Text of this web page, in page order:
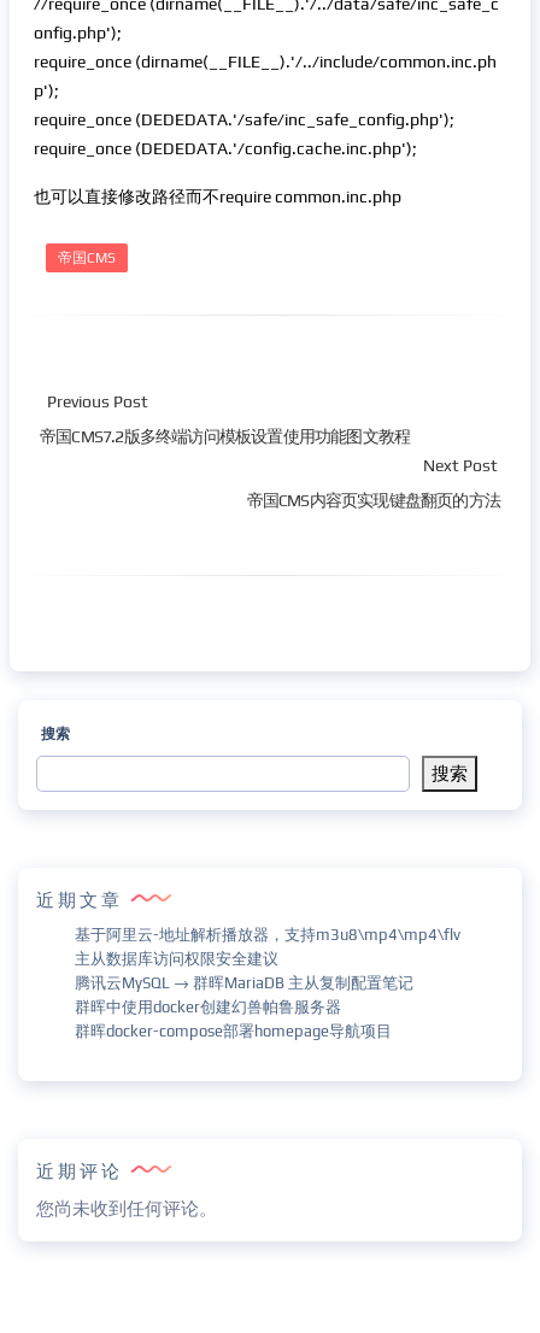
onfig.php');
require_once (dirname(__FILE__).'/../include/common.inc.ph
p');
require_once (DEDEDATA.'/safe/inc_safe_config.php');
require_once (DEDEDATA.'/config.cache.inc.php');
也可以直接修改路径而不require common.inc.php
帝国CMS
Previous Post
帝国CMS7.2版多终端访问模板设置使用功能图文教程
Next Post
帝国CMS内容页实现键盘翻页的方法
搜索
搜索
近期文章
基于阿里云-地址解析播放器，支持m3u8\mp4\mp4\flv
主从数据库访问权限安全建议
腾讯云MySQL → 群晖MariaDB 主从复制配置笔记
群晖中使用docker创建幻兽帕鲁服务器
群晖docker-compose部署homepage导航项目
近期评论
您尚未收到任何评论。